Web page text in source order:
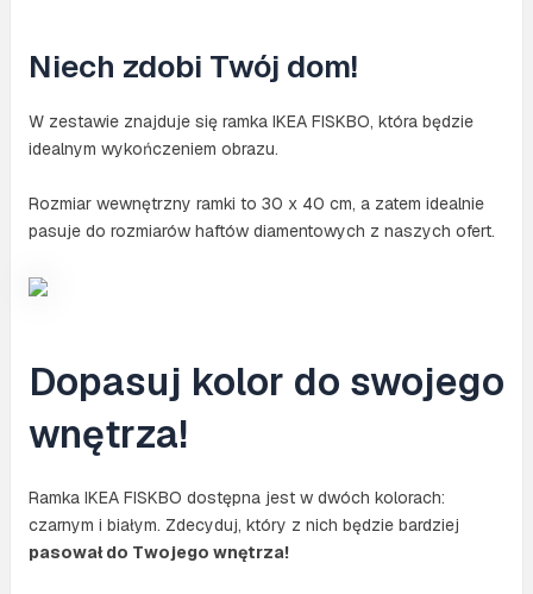
Niech zdobi Twój dom!
W zestawie znajduje się ramka IKEA FISKBO, która będzie
idealnym wykończeniem obrazu.
Rozmiar wewnętrzny ramki to 30 x 40 cm, a zatem idealnie
pasuje do rozmiarów haftów diamentowych z naszych ofert.
Dopasuj kolor do swojego
wnętrza!
Ramka IKEA FISKBO dostępna jest w dwóch kolorach:
czarnym i białym. Zdecyduj, który z nich będzie bardziej
pasował do Twojego wnętrza!